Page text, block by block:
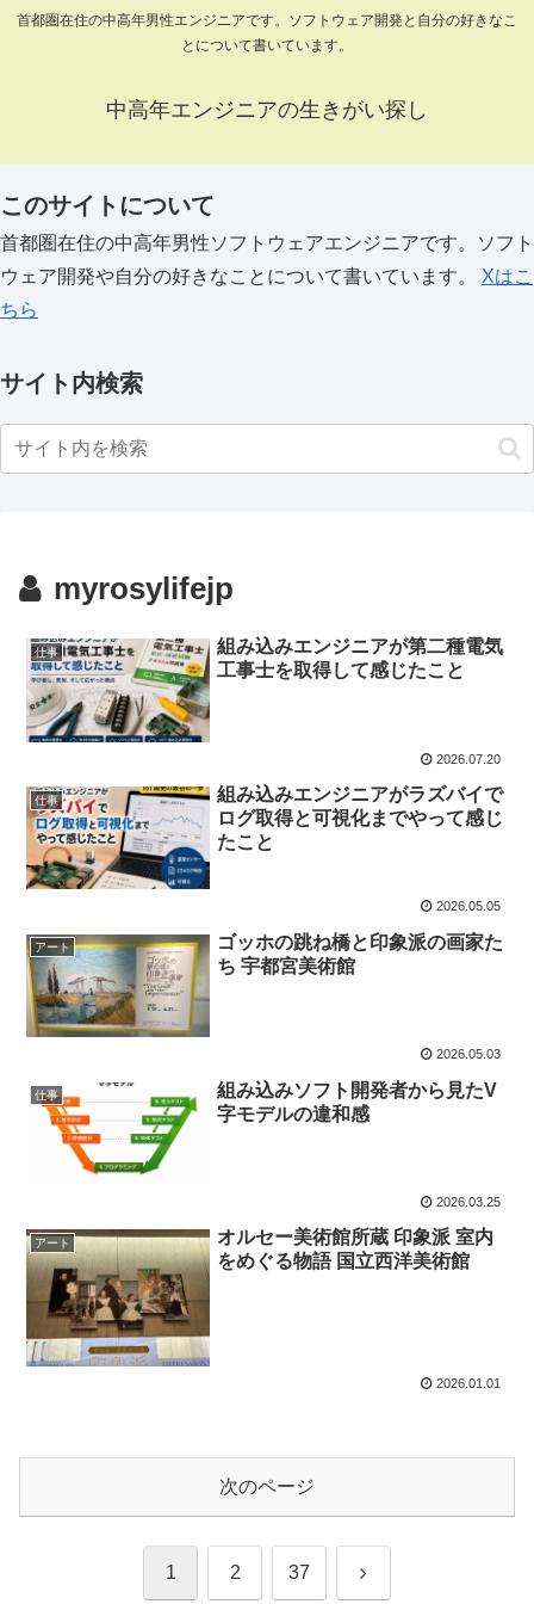
首都圏在住の中高年男性エンジニアです。ソフトウェア開発と自分の好きなこ
とについて書いています。
中高年エンジニアの生きがい探し
このサイトについて
首都圏在住の中高年男性ソフトウェアエンジニアです。ソフト
ウェア開発や自分の好きなことについて書いています。 Xはこ
ちら
サイト内検索
myrosylifejp
仕事
組み込みエンジニアが第二種電気
工事士を取得して感じたこと
2026.07.20
仕事
組み込みエンジニアがラズバイで
ログ取得と可視化までやって感じ
たこと
2026.05.05
アート
ゴッホの跳ね橋と印象派の画家た
ち 宇都宮美術館
2026.05.03
仕事
組み込みソフト開発者から見たV
字モデルの違和感
2026.03.25
アート
オルセー美術館所蔵 印象派 室内
をめぐる物語 国立西洋美術館
2026.01.01
次のページ
1 2 37 次